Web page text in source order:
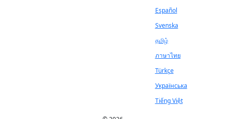
Español
Svenska
தமிழ்
ภาษาไทย
Türkçe
Українська
Tiếng Việt